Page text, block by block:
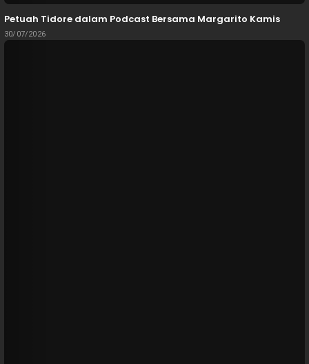
Petuah Tidore dalam Podcast Bersama Margarito Kamis
30/07/2026